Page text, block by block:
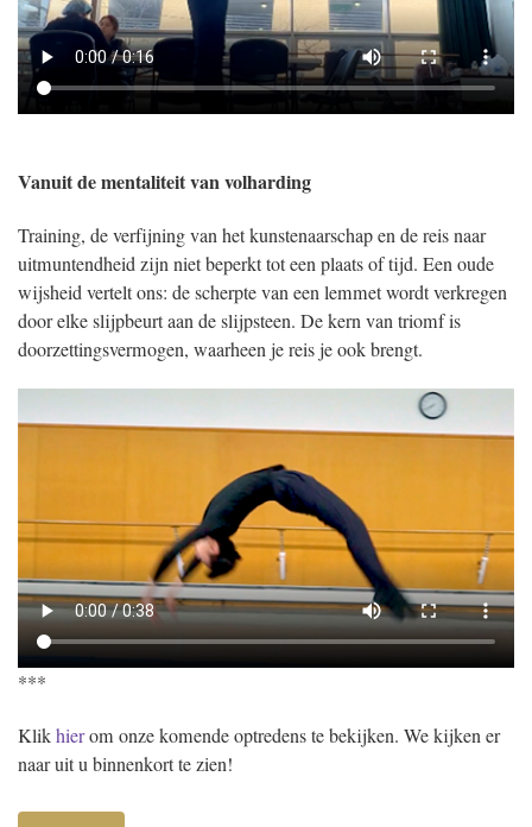
Vanuit de mentaliteit van volharding
Training, de verfijning van het kunstenaarschap en de reis naar
uitmuntendheid zijn niet beperkt tot een plaats of tijd. Een oude
wijsheid vertelt ons: de scherpte van een lemmet wordt verkregen
door elke slijpbeurt aan de slijpsteen. De kern van triomf is
doorzettingsvermogen, waarheen je reis je ook brengt.
***
Klikhierom onze komende optredens te bekijken. We kijken er
naar uit u binnenkort te zien!